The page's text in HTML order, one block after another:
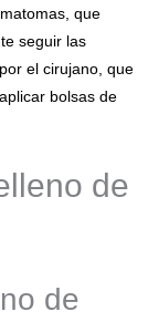
que
seguir las
el cirujano, que
bolsas de
de
de